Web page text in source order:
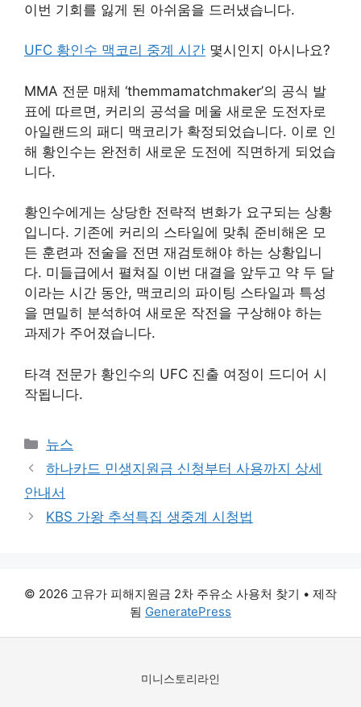
이번 기회를 잃게 된 아쉬움을 드러냈습니다.
UFC 황인수 맥코리 중계 시간 몇시인지 아시나요?
MMA 전문 매체 ‘themmamatchmaker’의 공식 발
표에 따르면, 커리의 공석을 메울 새로운 도전자로
아일랜드의 패디 맥코리가 확정되었습니다. 이로 인
해 황인수는 완전히 새로운 도전에 직면하게 되었습
니다.
황인수에게는 상당한 전략적 변화가 요구되는 상황
입니다. 기존에 커리의 스타일에 맞춰 준비해온 모
든 훈련과 전술을 전면 재검토해야 하는 상황입니
다. 미들급에서 펼쳐질 이번 대결을 앞두고 약 두 달
이라는 시간 동안, 맥코리의 파이팅 스타일과 특성
을 면밀히 분석하여 새로운 작전을 구상해야 하는
과제가 주어졌습니다.
타격 전문가 황인수의 UFC 진출 여정이 드디어 시
작됩니다.
카
테
고
리
뉴스
하나카드 민생지원금 신청부터 사용까지 상세
안내서
KBS 가왕 추석특집 생중계 시청법
© 2026 고유가 피해지원금 2차 주유소 사용처 찾기 • 제작
됨 GeneratePress
미니스토리라인